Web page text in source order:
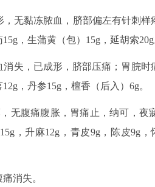
无黏冻脓血，脐部偏左有针刺样
，生蒲黄（包）15g，延胡索20g
失，已成形，脐部压痛；胃脘
，丹参15g，檀香（后入）6g。
无腹痛腹胀，胃痛止，纳可，夜
，升麻12g，青皮9g，陈皮9g，
消失。